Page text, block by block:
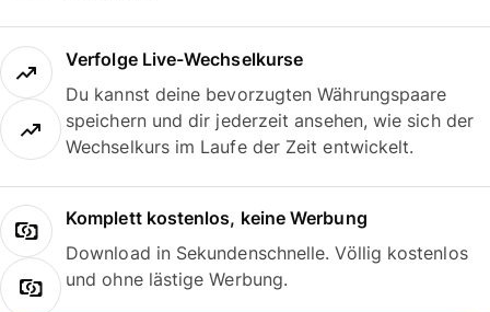
Verfolge Live-Wechselkurse
Du kannst deine bevorzugten Währungspaare
speichern und dir jederzeit ansehen, wie sich der
Wechselkurs im Laufe der Zeit entwickelt.
Komplett kostenlos, keine Werbung
Download in Sekundenschnelle. Völlig kostenlos
und ohne lästige Werbung.